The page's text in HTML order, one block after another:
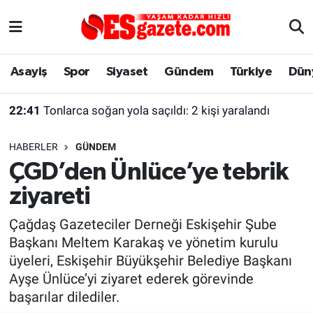
Asayiş Spor Siyaset Gündem Türkiye
22:41 Tonlarca soğan yola saçıldı: 2 kişi yaralandı
HABERLER GÜNDEM
ÇGD’den Ünlüce’ye tebrik
ziyareti
Çağdaş Gazeteciler Derneği Eskişehir Şube
Başkanı Meltem Karakaş ve yönetim kurulu
üyeleri, Eskişehir Büyükşehir Belediye Başkanı
Ayşe Ünlüce’yi ziyaret ederek görevinde
başarılar dilediler.
Asayiş
Gündem
Türkiye
Dünya
Sağlık
Alış-Veriş/İş dünyası
Yaşam
Eskişehirspor Arşivi
Eskişehir Arşivi
Röportaj
Ekonomi
Kültür Sanat
Eskişehir Nöbetçi Eczaneler
Süper Lig Puan Durumu ve Fikstür
Tüm Manşetler
Son Dakika Haberleri
Haber Arşivi